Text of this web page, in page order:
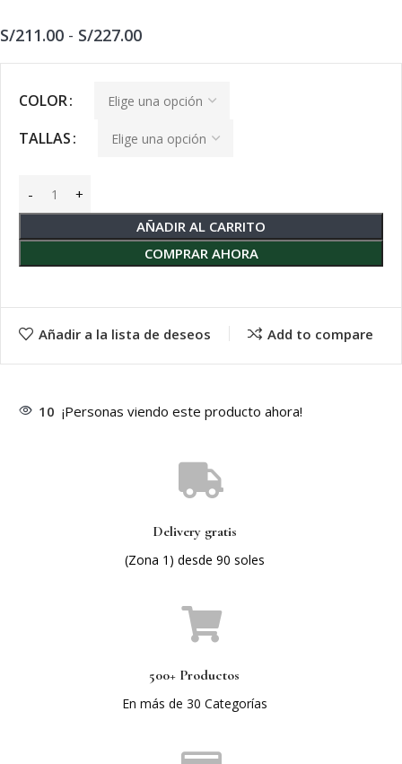
S/211.00 - S/227.00
COLOR
TALLAS
AÑADIR AL CARRITO
COMPRAR AHORA
Añadir a la lista de deseos Add to compare
10 ¡Personas viendo este producto ahora!
Delivery gratis
(Zona 1) desde 90 soles
500+ Productos
En más de 30 Categorías